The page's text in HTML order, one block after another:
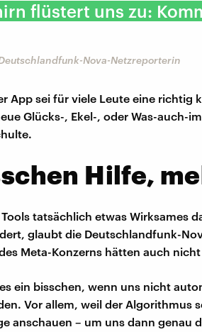
flüstert uns zu:
Nova-Netzreporterin
App sei für viele Leute eine richtig
Glücks-, Ekel-, oder Was-auch-
Hilfe,
tatsächlich etwas Wirksames
glaubt die Deutschlandfunk-
Meta-Konzerns hätten auch
ein bisschen, wenn uns nicht
Vor allem, weil der Algorithmus
anschauen – um uns dann genau